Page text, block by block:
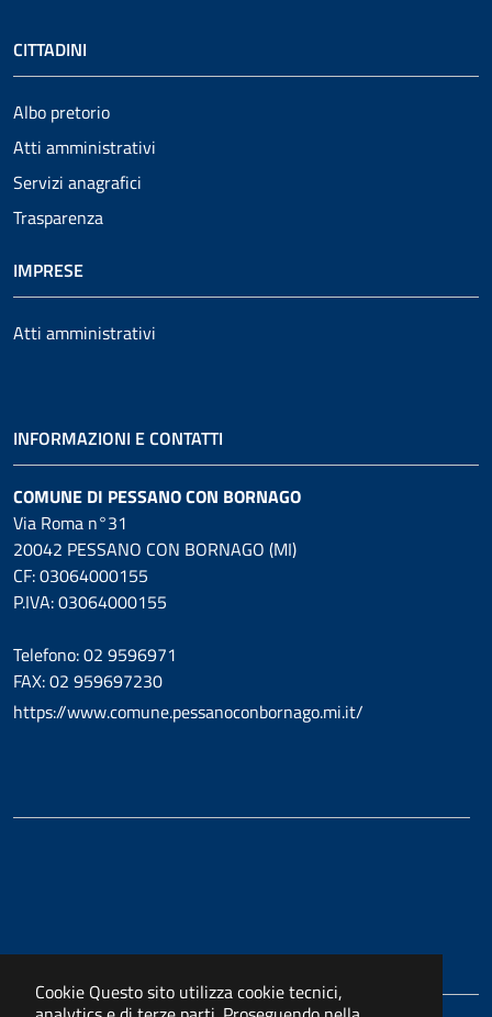
Cookie Questo sito utilizza cookie tecnici,
CITTADINI
Albo pretorio
Atti amministrativi
Servizi anagrafici
Trasparenza
IMPRESE
Atti amministrativi
INFORMAZIONI E CONTATTI
COMUNE DI PESSANO CON BORNAGO
Via Roma n°31
20042 PESSANO CON BORNAGO (MI)
CF: 03064000155
P.IVA: 03064000155
Telefono: 02 9596971
FAX: 02 959697230
https://www.comune.pessanoconbornago.mi.it/